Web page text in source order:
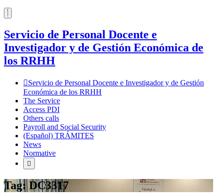
Servicio de Personal Docente e
Investigador y de Gestión Económica de
los RRHH
Servicio de Personal Docente e Investigador y de Gestión
Económica de los RRHH
The Service
Access PDI
Others calls
Payroll and Social Security
(Español) TRÁMITES
News
Normative
Tag: DC3317